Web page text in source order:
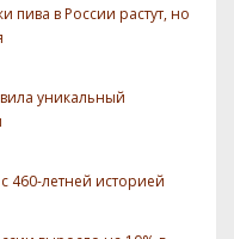
пива в России растут, но
уникальный
460-летней историей